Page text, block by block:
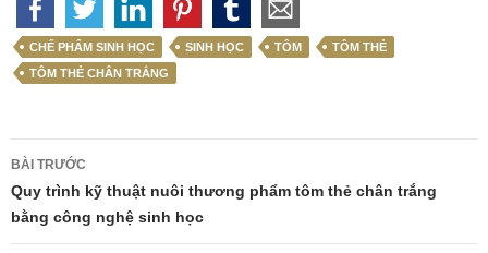
CHẾ PHẨM SINH HỌC SINH HỌC TÔM
TÔM THẺ
TÔM THẺ CHÂN TRẮNG
Điều
hướng
bài
BÀI TRƯỚC
Quy trình kỹ thuật nuôi thương phẩm tôm thẻ chân trắng
bằng công nghệ sinh học